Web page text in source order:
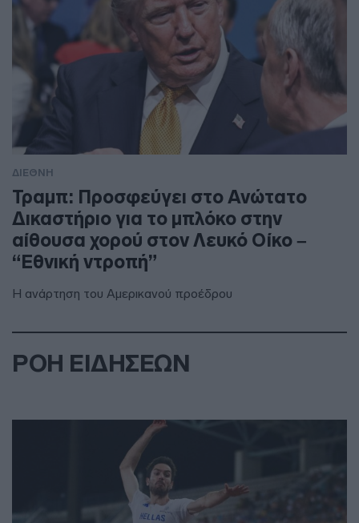
ΔΙΕΘΝΗ
Τραμπ: Προσφεύγει στο Ανώτατο
Δικαστήριο για το μπλόκο στην
αίθουσα χορού στον Λευκό Οίκο –
“Εθνική ντροπή”
Η ανάρτηση του Αμερικανού προέδρου
ΡΟΗ ΕΙΔΗΣΕΩΝ